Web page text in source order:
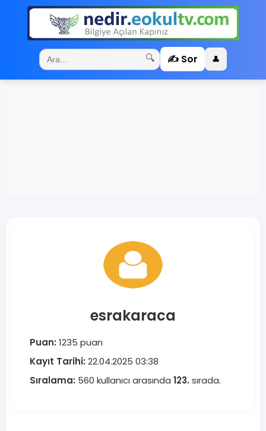
🔍 ✍️ Sor 👤
esrakaraca
Puan: 1235 puan
Kayıt Tarihi: 22.04.2025 03:38
Sıralama: 560 kullanıcı arasında 123. sırada.